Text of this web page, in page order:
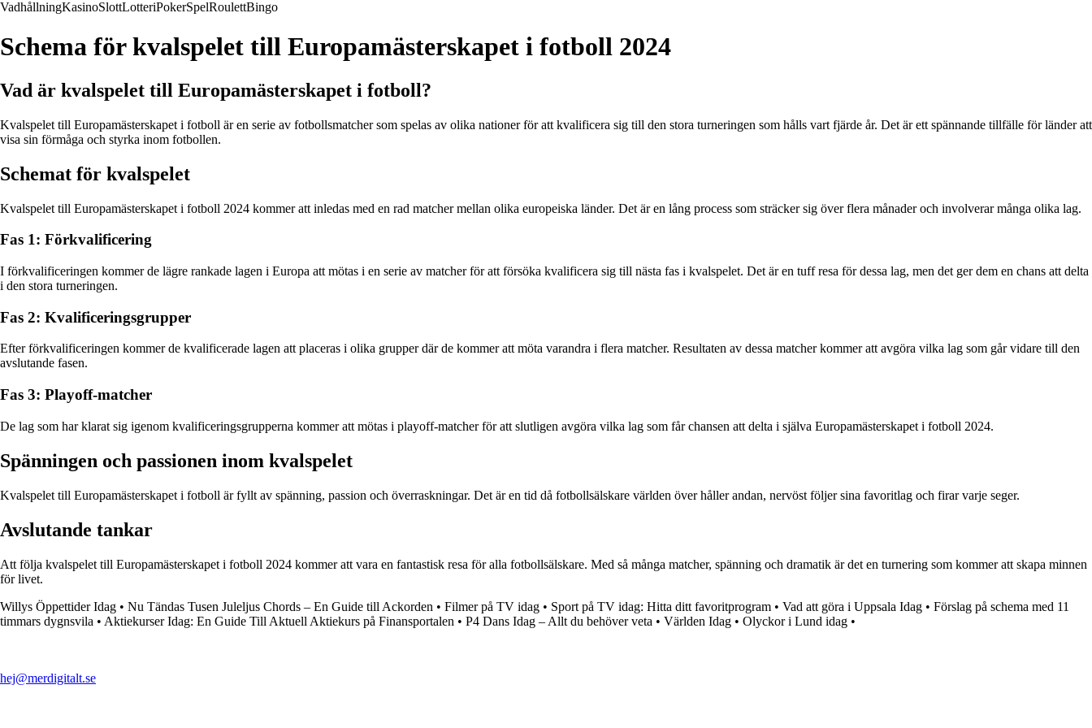
VadhållningKasinoSlottLotteriPokerSpelRoulettBingo
Schema för kvalspelet till Europamästerskapet i fotboll 2024
Vad är kvalspelet till Europamästerskapet i fotboll?
Kvalspelet till Europamästerskapet i fotboll är en serie av fotbollsmatcher som spelas av olika nationer för att kvalificera sig till den stora turneringen som hålls vart fjärde år. Det är ett spännande tillfälle för länder att
visa sin förmåga och styrka inom fotbollen.
Schemat för kvalspelet
Kvalspelet till Europamästerskapet i fotboll 2024 kommer att inledas med en rad matcher mellan olika europeiska länder. Det är en lång process som sträcker sig över flera månader och involverar många olika lag.
Fas 1: Förkvalificering
I förkvalificeringen kommer de lägre rankade lagen i Europa att mötas i en serie av matcher för att försöka kvalificera sig till nästa fas i kvalspelet. Det är en tuff resa för dessa lag, men det ger dem en chans att delta
i den stora turneringen.
Fas 2: Kvalificeringsgrupper
Efter förkvalificeringen kommer de kvalificerade lagen att placeras i olika grupper där de kommer att möta varandra i flera matcher. Resultaten av dessa matcher kommer att avgöra vilka lag som går vidare till den
avslutande fasen.
Fas 3: Playoff-matcher
De lag som har klarat sig igenom kvalificeringsgrupperna kommer att mötas i playoff-matcher för att slutligen avgöra vilka lag som får chansen att delta i själva Europamästerskapet i fotboll 2024.
Spänningen och passionen inom kvalspelet
Kvalspelet till Europamästerskapet i fotboll är fyllt av spänning, passion och överraskningar. Det är en tid då fotbollsälskare världen över håller andan, nervöst följer sina favoritlag och firar varje seger.
Avslutande tankar
Att följa kvalspelet till Europamästerskapet i fotboll 2024 kommer att vara en fantastisk resa för alla fotbollsälskare. Med så många matcher, spänning och dramatik är det en turnering som kommer att skapa minnen
för livet.
Willys Öppettider Idag • Nu Tändas Tusen Juleljus Chords – En Guide till Ackorden • Filmer på TV idag • Sport på TV idag: Hitta ditt favoritprogram • Vad att göra i Uppsala Idag • Förslag på schema med 11
timmars dygnsvila • Aktiekurser Idag: En Guide Till Aktuell Aktiekurs på Finansportalen • P4 Dans Idag – Allt du behöver veta • Världen Idag • Olyckor i Lund idag •
hej@merdigitalt.se